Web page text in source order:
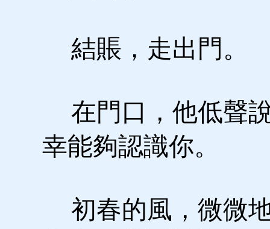
結賬，走出門。
在門口，他低聲
幸能夠認識你。
初春的風，微微